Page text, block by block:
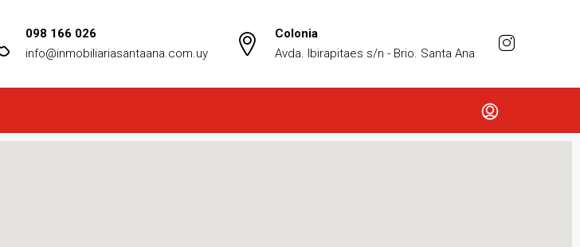
098 166 026
info@inmobiliariasantaana.com.uy
Colonia
Avda. Ibirapitaes s/n - Brio. Santa Ana